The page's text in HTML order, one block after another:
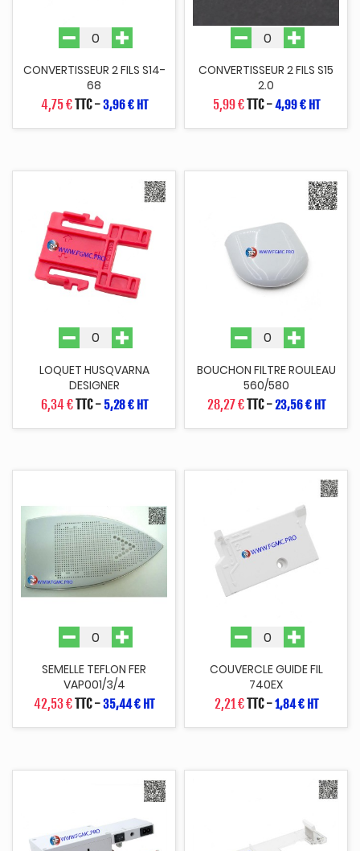
CONVERTISSEUR 2 FILS S14-
68
4,75 €TTC-3,96 € HT
CONVERTISSEUR 2 FILS S15
2.0
5,99 €TTC-4,99 € HT
LOQUET HUSQVARNA
DESIGNER
6,34 €TTC- 5,28 € HT
BOUCHON FILTRE ROULEAU
560/580
28,27 €TTC-23,56 € HT
SEMELLE TEFLON FER
VAP001/3/4
42,53 €TTC-35,44 € HT
COUVERCLE GUIDE FIL
740EX
2,21 €TTC-1,84 € HT